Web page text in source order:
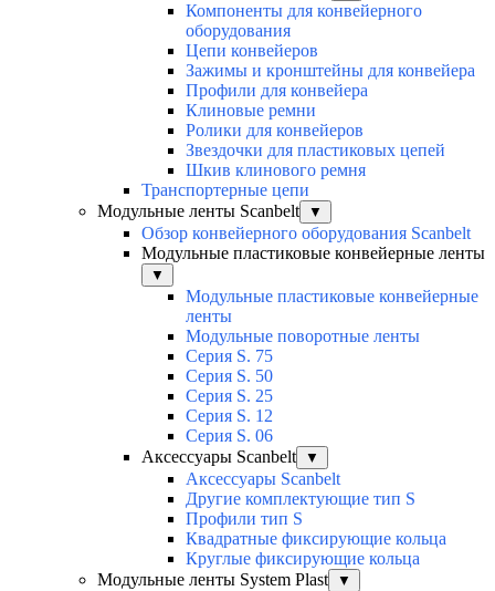
Компоненты для конвейерного
оборудования
Цепи конвейеров
Зажимы и кронштейны для конвейера
Профили для конвейера
Клиновые ремни
Ролики для конвейеров
Звездочки для пластиковых цепей
Шкив клинового ремня
Транспортерные цепи
Модульные ленты Scanbelt
▼
Обзор конвейерного оборудования Scanbelt
Модульные пластиковые конвейерные ленты
▼
Модульные пластиковые конвейерные
ленты
Модульные поворотные ленты
Серия S. 75
Серия S. 50
Серия S. 25
Серия S. 12
Серия S. 06
Аксессуары Scanbelt
▼
Аксессуары Scanbelt
Другие комплектующие тип S
Профили тип S
Квадратные фиксирующие кольца
Круглые фиксирующие кольца
Модульные ленты System Plast
▼